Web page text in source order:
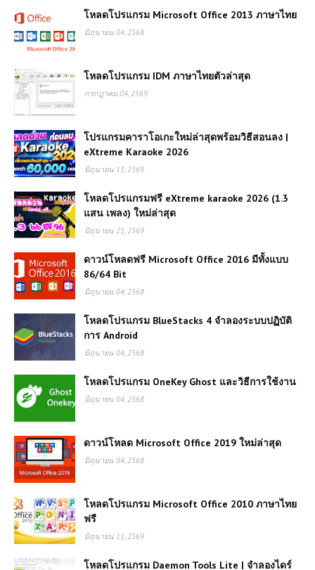
โหลดโปรแกรม Microsoft Office 2013 ภาษาไทย
มิถุนายน 04, 2568
โหลดโปรแกรม IDM ภาษาไทยตัวล่าสุด
กรกฎาคม 04, 2569
โปรแกรมคาราโอเกะใหม่ล่าสุดพร้อมวิธีสอนลง |
eXtreme Karaoke 2026
มิถุนายน 15, 2569
โหลดโปรแกรมฟรี eXtreme karaoke 2026 (1.3
แสน เพลง) ใหม่ล่าสุด
มิถุนายน 21, 2569
ดาวน์โหลดฟรี Microsoft Office 2016 มีทั้งแบบ
86/64 Bit
มิถุนายน 04, 2568
โหลดโปรแกรม BlueStacks 4 จำลองระบบปฏิบัติ
การ Android
มิถุนายน 04, 2568
โหลดโปรแกรม OneKey Ghost และวิธีการใช้งาน
มิถุนายน 04, 2568
ดาวน์โหลด Microsoft Office 2019 ใหม่ล่าสุด
มิถุนายน 04, 2568
โหลดโปรแกรม Microsoft Office 2010 ภาษาไทย
ฟรี
มิถุนายน 11, 2569
โหลดโปรแกรม Daemon Tools Lite | จำลองไดร์